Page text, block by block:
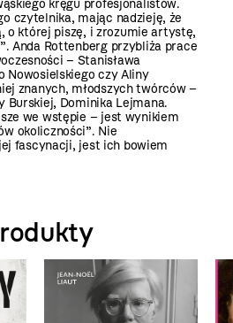
kręgu profesjonalistów.
czytelnika, mając nadzieję, że
o której piszę, i zrozumie artystę,
Anda Rottenberg przybliża prace
– Stanisława
Nowosielskiego czy Aliny
znanych, młodszych twórców –
Burskiej, Dominika Lejmana.
we wstępie – jest wynikiem
okoliczności”. Nie
fascynacji, jest ich bowiem